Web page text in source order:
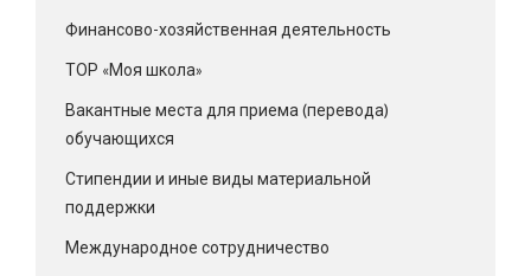
Финансово-хозяйственная деятельность
ТОР «Моя школа»
Вакантные места для приема (перевода)
обучающихся
Стипендии и иные виды материальной
поддержки
Международное сотрудничество